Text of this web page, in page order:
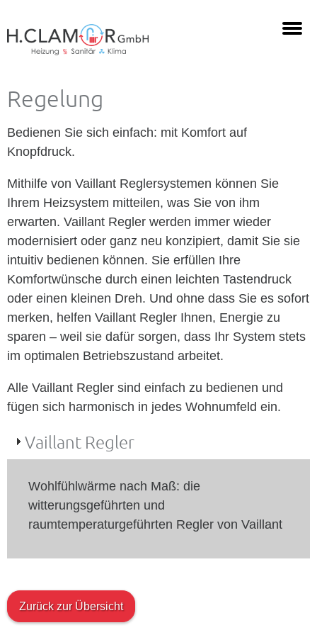
Regelung
Bedienen Sie sich einfach: mit Komfort auf
Knopfdruck.
Mithilfe von Vaillant Reglersystemen können Sie
Ihrem Heizsystem mitteilen, was Sie von ihm
erwarten. Vaillant Regler werden immer wieder
modernisiert oder ganz neu konzipiert, damit Sie sie
intuitiv bedienen können. Sie erfüllen Ihre
Komfortwünsche durch einen leichten Tastendruck
oder einen kleinen Dreh. Und ohne dass Sie es sofort
merken, helfen Vaillant Regler Ihnen, Energie zu
sparen – weil sie dafür sorgen, dass Ihr System stets
im optimalen Betriebszustand arbeitet.
Alle Vaillant Regler sind einfach zu bedienen und
fügen sich harmonisch in jedes Wohnumfeld ein.
Vaillant Regler
Wohlfühlwärme nach Maß: die
witterungsgeführten und
raumtemperaturgeführten Regler von Vaillant
Zurück zur Übersicht